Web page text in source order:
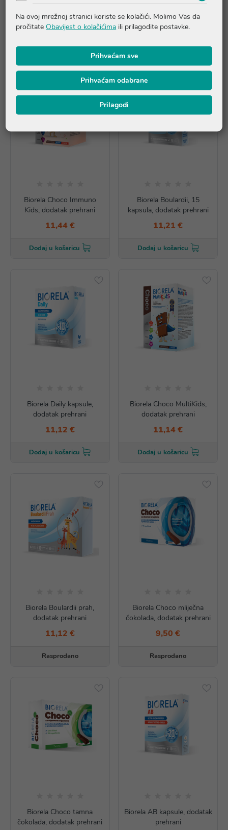
11,14 €
Rasprodano
19,98 €
Dodaj u košaricu
Biorela Choco Immuno
Kids, dodatak prehrani
11,44 €
Dodaj u košaricu
Biorela Boulardii, 15
kapsula, dodatak prehrani
11,21 €
Dodaj u košaricu
Biorela Daily kapsule,
dodatak prehrani
11,12 €
Dodaj u košaricu
Biorela Choco MultiKids,
dodatak prehrani
11,14 €
Dodaj u košaricu
Biorela Boulardii prah,
dodatak prehrani
11,12 €
Rasprodano
Biorela Choco mliječna
čokolada, dodatak prehrani
9,50 €
Rasprodano
Biorela Choco tamna
čokolada, dodatak prehrani
Biorela AB kapsule, dodatak
prehrani
Na ovoj mrežnoj stranici koriste se kolačići. Molimo Vas da
pročitate Obavijest o kolačićima ili prilagodite postavke.
Prihvaćam sve
Prihvaćam odabrane
Prilagodi